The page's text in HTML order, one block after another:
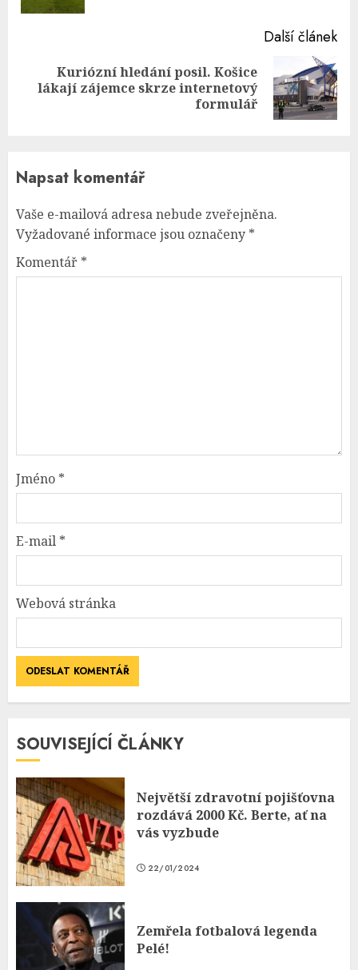
Další článek
Next
Kuriózní hledání posil. Košice
lákají zájemce skrze internetový
formulář
Napsat komentář
Vaše e-mailová adresa nebude zveřejněna.
Vyžadované informace jsou označeny *
Komentář *
Jméno *
E-mail *
Webová stránka
SOUVISEJÍCÍ ČLÁNKY
Největší zdravotní pojišťovna
rozdává 2000 Kč. Berte, ať na
vás vyzbude
22/01/2024
Zemřela fotbalová legenda
Pelé!